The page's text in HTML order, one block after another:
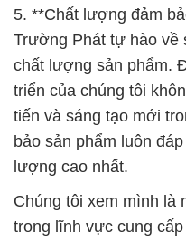
5. **Chất lượng đảm
Trường Phát tự hào về
chất lượng sản phẩm.
triển của chúng tôi
tiến và sáng tạo mới
bảo sản phẩm luôn
lượng cao nhất.
Chúng tôi xem mình là
trong lĩnh vực cung